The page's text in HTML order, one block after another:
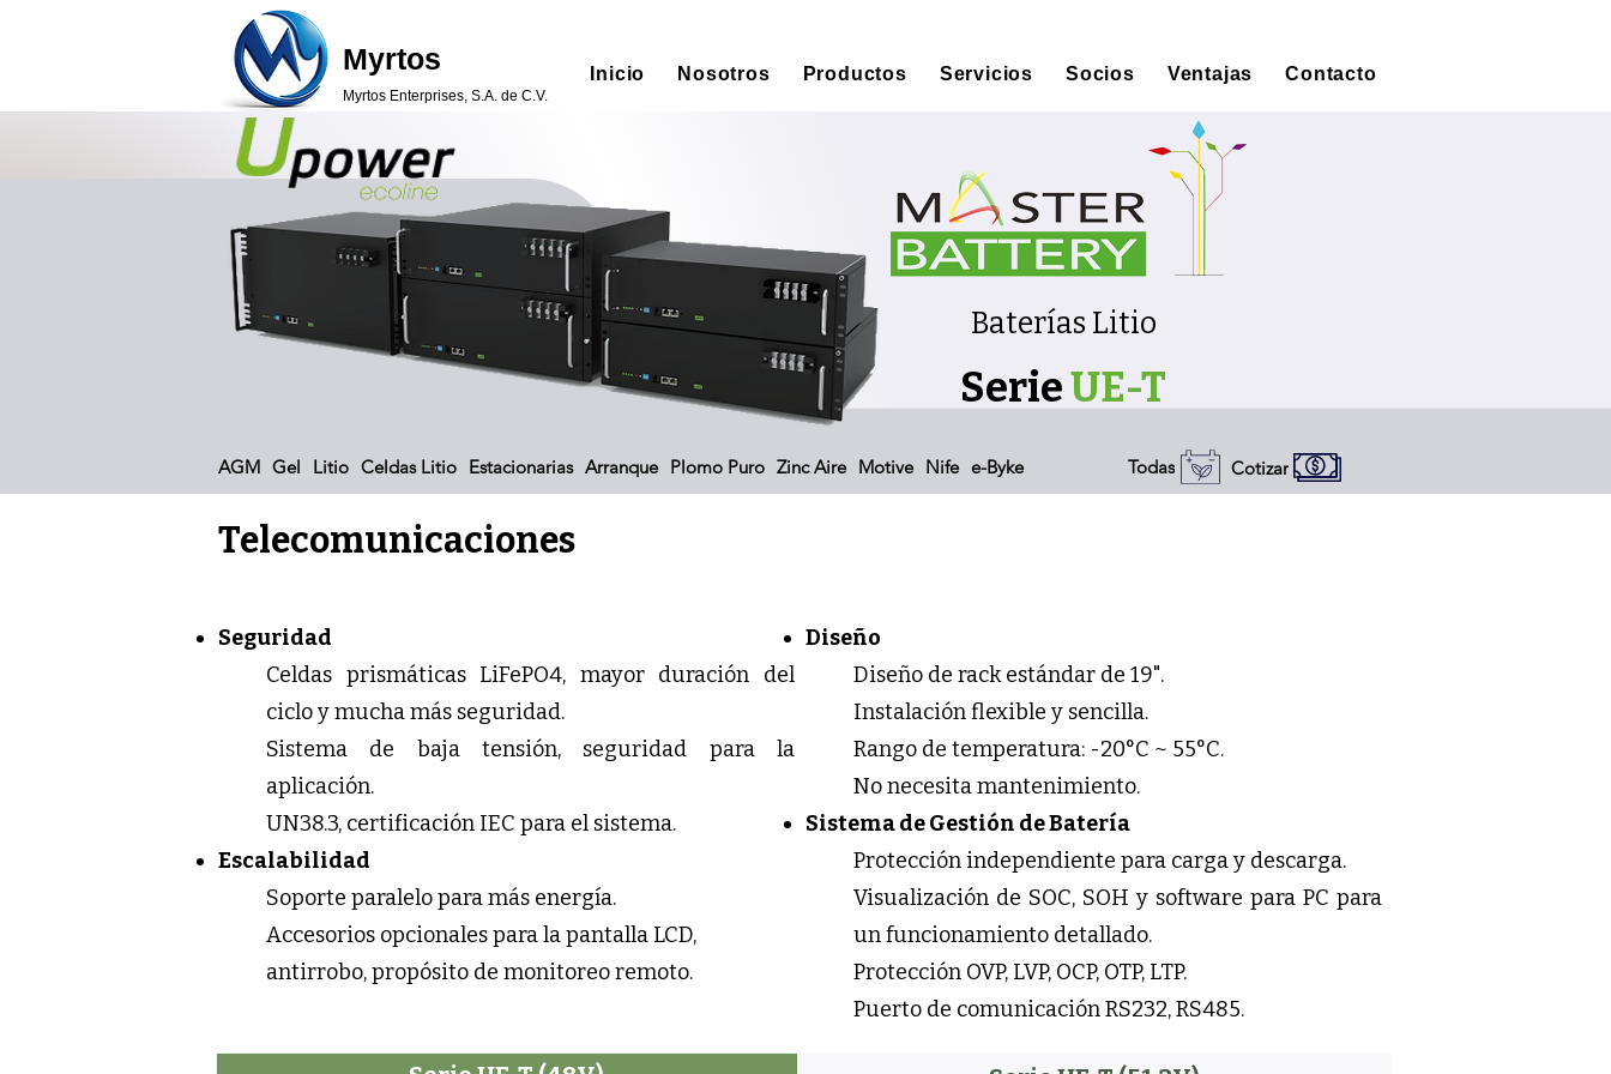
Myrtos
Myrtos Enterprises, S.A. de C.V.
Inicio Nosotros Productos Servicios Socios Ventajas Contacto
Baterías Litio
SerieUE-T
AGM Gel Litio Celdas Litio Estacionarias Arranque Plomo Puro Zinc Aire Motive Nife e-Byke Todas Cotizar
Telecomunicaciones
Seguridad
Celdas prismáticas LiFePO4, mayor duración del
ciclo y mucha más seguridad.
Sistema de baja tensión, seguridad para la
aplicación.
UN38.3, certificación IEC para el sistema.
Escalabilidad
Soporte paralelo para más energía.
Accesorios opcionales para la pantalla LCD,
antirrobo, propósito de monitoreo remoto.​
Diseño
Diseño de rack estándar de 19".
Instalación flexible y sencilla.
Rango de temperatura: -20°C ~ 55°C.
No necesita mantenimiento.
Sistema de Gestión de Batería
Protección independiente para carga y descarga.
Visualización de SOC, SOH y software para PC para
un funcionamiento detallado.
Protección OVP, LVP, OCP, OTP, LTP.
Puerto de comunicación RS232, RS485.​